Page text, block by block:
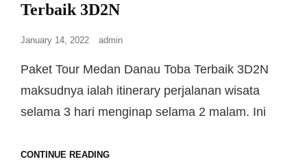
Terbaik 3D2N
January 14, 2022 admin
Paket Tour Medan Danau Toba Terbaik 3D2N
maksudnya ialah itinerary perjalanan wisata
selama 3 hari menginap selama 2 malam. Ini
CONTINUE READING